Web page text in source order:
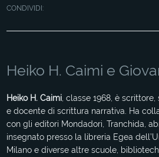
CONDIVIDI:
Heiko H. Caimi e
Heiko H. Caimi , classe 1968, è
e docente di scrittura narrativa. Ha
con gli editori Mondadori, Tranchida,
insegnato presso la libreria Egea
Milano e diverse altre scuole,